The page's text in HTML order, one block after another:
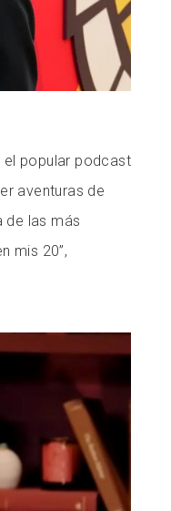
el popular podcast
aventuras de
de las más
mis 20”,